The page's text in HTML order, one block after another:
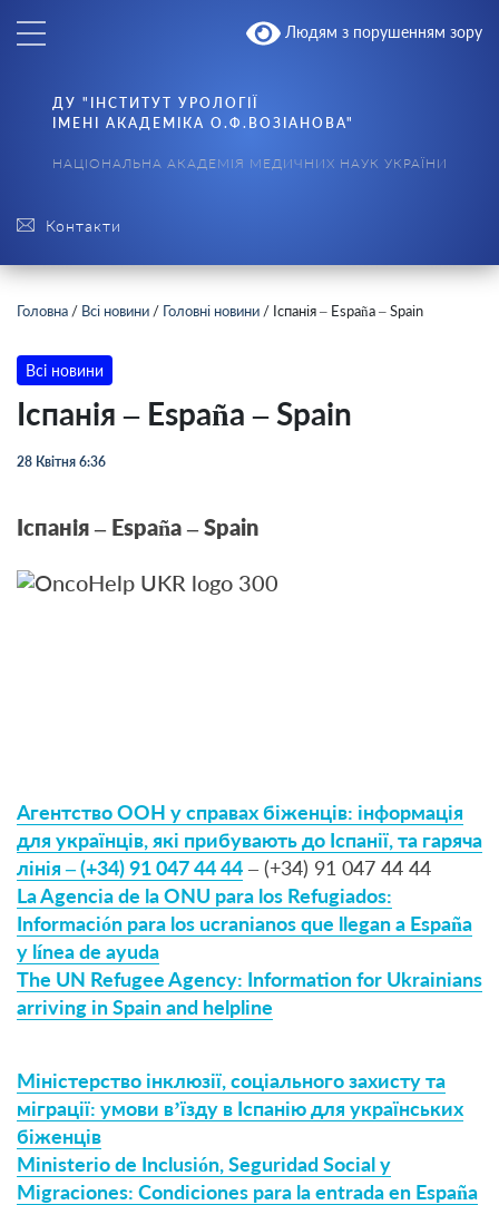
Людям з порушенням зору
Контакти
ДУ "ІНСТИТУТ УРОЛОГІЇ
ІМЕНІ АКАДЕМІКА О.Ф.ВОЗІАНОВА"
НАЦІОНАЛЬНА АКАДЕМІЯ МЕДИЧНИХ НАУК УКРАЇНИ
Головна / Всі новини / Головні новини / Іспанія – España – Spain
Всі новини
Іспанія – España – Spain
28 Квітня 6:36
Іспанія – España – Spain
Агентство ООН у справах біженців: інформація
для українців, які прибувають до Іспанії, та гаряча
лінія – (+34) 91 047 44 44 – (+34) 91 047 44 44
La Agencia de la ONU para los Refugiados:
Información para los ucranianos que llegan a España
y línea de ayuda
The UN Refugee Agency: Information for Ukrainians
arriving in Spain and helpline
Міністерство інклюзії, соціального захисту та
міграції: умови в’їзду в Іспанію для українських
біженців
Ministerio de Inclusión, Seguridad Social y
Migraciones: Condiciones para la entrada en España